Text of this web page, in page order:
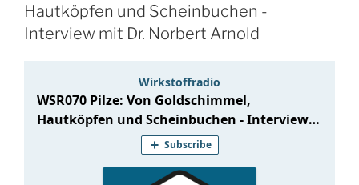
Hautköpfen und Scheinbuchen -
Interview mit Dr. Norbert Arnold